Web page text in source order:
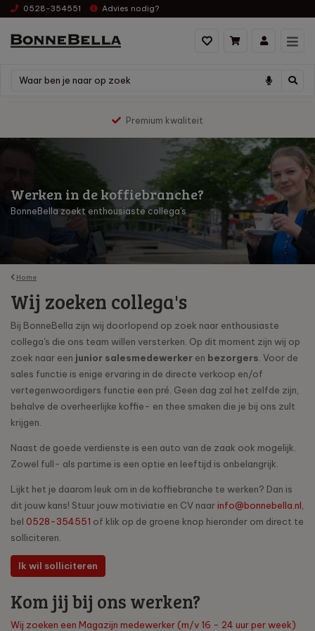
0528-354551 Advies nodig?
Premium kwaliteit
Werken in de koffiebranche?
BonneBella zoekt enthousiaste collega's
Home
Wij zoeken collega's
Bij BonneBella zijn wij doorlopend op zoek naar enthousiaste
collega's die ons team willen versterken. Op dit moment zijn wij op
zoek naar een junior salesmedewerker en bezorgers . Voor de
sales functie is enige ervaring in de directe verkoop en/of
vertegenwoordigers functie een pré. Geen dag zal het zelfde zijn,
behalve de overheerlijke koffie- en thee smaken die je bij ons zult
krijgen.
Naast de goede verdienste is een auto van de zaak ook mogelijk.
Zowel full- als partime is een optie en leeftijd is onbelangrijk.
Lijkt het je daarom leuk om in de koffiebranche te werken? Dan is
dit jouw kans! Stuur jouw motiviatie en CV naarinfo@bonnebella.nl
bel 0528-354551 of klik op de groene knop hieronder om direct te
solliciteren.
Ik wil solliciteren
Kom jij bij ons werken?
Wij zoeken een Magazijn medewerker (m/v 16 - 24 uur per week)